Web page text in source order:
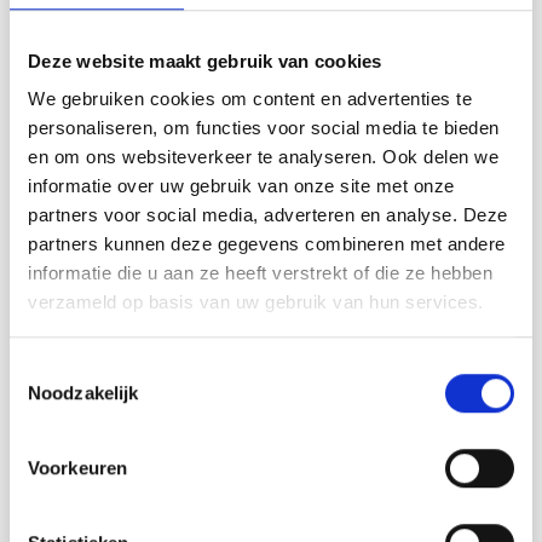
Deze website maakt gebruik van cookies
We gebruiken cookies om content en advertenties te
personaliseren, om functies voor social media te bieden
en om ons websiteverkeer te analyseren. Ook delen we
informatie over uw gebruik van onze site met onze
partners voor social media, adverteren en analyse. Deze
partners kunnen deze gegevens combineren met andere
informatie die u aan ze heeft verstrekt of die ze hebben
verzameld op basis van uw gebruik van hun services.
Noodzakelijk
Voorkeuren
DROPS design: Modèle e-316
-------------------------------------------------------
TAILLE:
XS – S – M – L – XL – XXL
FOURNITURES:
DROPS SAFRAN de Garnstudio (appartient au groupe de
fils A)
150-150-150-150-200-200 g coloris 59, rouge argile
ÉCHANTILLON:
AIGUILLES:
AIGUILLE CIRCULAIRE DROPS n°3 – en 60 ou 80 cm,
AIGUILLES DOUBLES POINTES DROPS n°2,5: pour les
AIGUILLE CIRCULAIRE DROPS n°2,5 – en 60 ou 80 cm,